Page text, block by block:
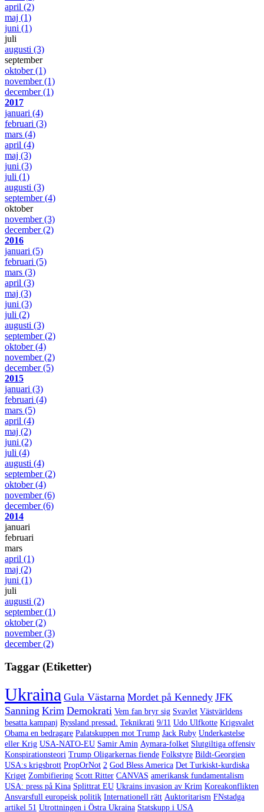
april (2)
maj (1)
juni (1)
juli
augusti (3)
september
oktober(1)
november(1)
december(1)
2017
januari (4)
februari (3)
mars (4)
april (4)
maj (3)
juni (3)
juli (1)
augusti (3)
september(4)
oktober
november(3)
december(2)
2016
januari (5)
februari (5)
mars (3)
april (3)
maj (3)
juni (3)
juli (2)
augusti (3)
september(2)
oktober(4)
november(2)
december(5)
2015
januari (3)
februari (4)
mars (5)
april (4)
maj (2)
juni (2)
juli (4)
augusti (4)
september(2)
oktober(4)
november(6)
december(6)
2014
januari
februari
mars
april (1)
maj (2)
juni (1)
juli
augusti (2)
september(1)
oktober(2)
november(3)
december(2)
Taggar (Etiketter)
Ukraina Gula Västarna Mordet på Kennedy JFK
Sanning Krim Demokrati Vem fan bryr sig Svavlet Västvärldens
besatta kampanj Ryssland pressad. Teknikrati 9/11 Udo Ulfkotte Krigsvalet
Obama en bedragare Palatskuppen mot Trump Jack Ruby Underkastelse
eller Krig USA-NATO-EU Samir Amin Aymara-folket Slutgiltiga offensiv
Konspirationsteori Trump Oligarkernas fiende Folkstyre Bildt-Georgien
USA:s krigsbrott PropOrNot 2 God Bless America Det Turkiskt-kurdiska
Kriget Zombifiering Scott Ritter CANVAS amerikansk fundamentalism
USA: press på Kina Splittrat EU Ukrains invasion av Krim Koreakonflikten
Ansvarsfull europeisk politik Internationell rätt Auktoritarism FNstadga
artikel 51 Utrottningen i Östra Ukraina Statskupp i USA